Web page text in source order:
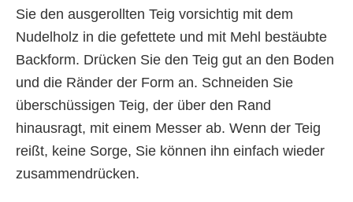
Sie den ausgerollten Teig vorsichtig mit dem
Nudelholz in die gefettete und mit Mehl bestäubte
Backform. Drücken Sie den Teig gut an den Boden
und die Ränder der Form an. Schneiden Sie
überschüssigen Teig, der über den Rand
hinausragt, mit einem Messer ab. Wenn der Teig
reißt, keine Sorge, Sie können ihn einfach wieder
zusammendrücken.